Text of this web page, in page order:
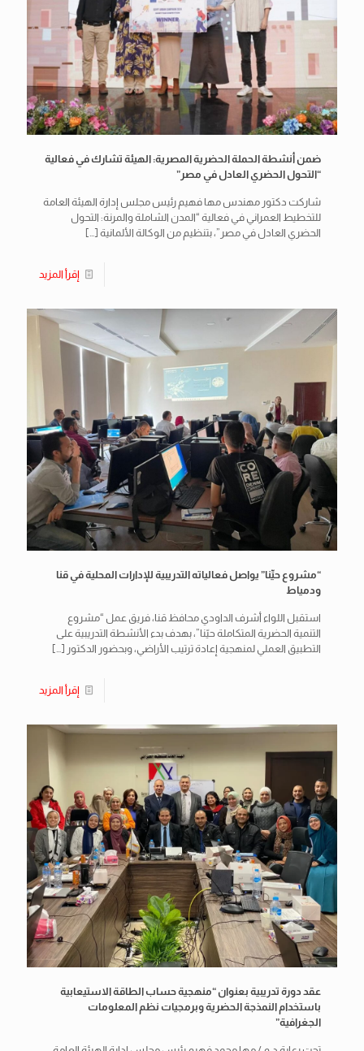
ضمن أنشطة الحملة الحضرية المصرية: الهيئة تشارك في فعالية
“التحول الحضري العادل في مصر”
شاركت دكتور مهندس مها فهيم رئيس مجلس إدارة الهيئة العامة
للتخطيط العمراني في فعالية “المدن الشاملة والمرنة: التحول
الحضري العادل في مصر”، بتنظيم من الوكالة الألمانية […]
إقرأ المزيد
“مشروع حيِّنا” يواصل فعالياته التدريبية للإدارات المحلية في قنا
ودمياط
استقبل اللواء أشرف الداودي محافظ قنا، فريق عمل “مشروع
التنمية الحضرية المتكاملة حيّنا”، بهدف بدء الأنشطة التدريبية على
التطبيق العملي لمنهجية إعادة ترتيب الأراضي، وبحضور الدكتور […]
إقرأ المزيد
عقد دورة تدريبية بعنوان “منهجية حساب الطاقة الاستيعابية
باستخدام النمذجة الحضرية وبرمجيات نظم المعلومات
الجغرافية”